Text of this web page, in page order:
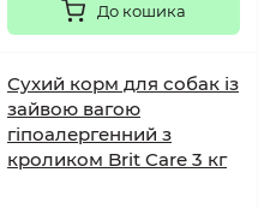
До кошика
Сухий корм для собак із
зайвою вагою
гіпоалергенний з
кроликом Brit Care 3 кг